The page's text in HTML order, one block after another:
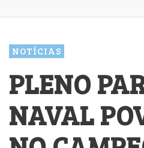
NOTÍCIAS
PLENO
NAVAL